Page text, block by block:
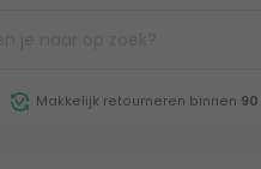
Makkelijk retourneren binnen